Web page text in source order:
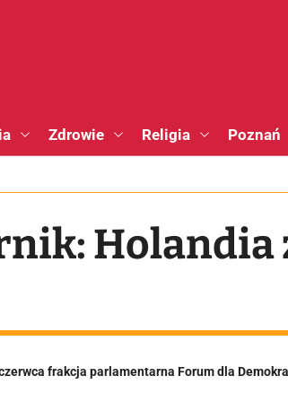
Zdrowie Religia Poznań
Holandia
frakcja parlamentarna Forum dla